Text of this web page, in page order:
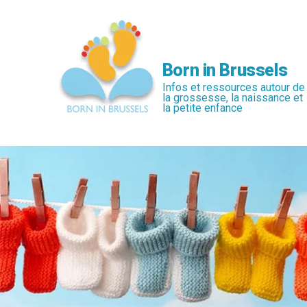
Born in Brussels
Infos et ressources autour de
la grossesse, la naissance et
la petite enfance